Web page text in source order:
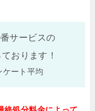
サービスの
おります！
ート平均